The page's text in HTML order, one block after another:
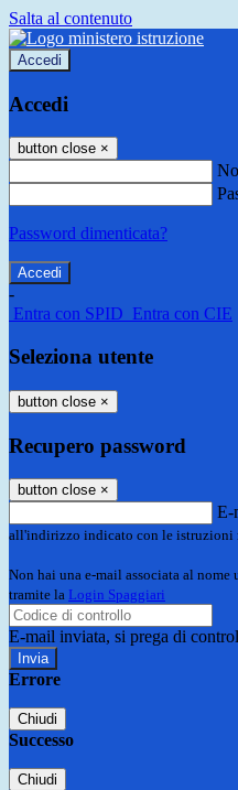
Salta al contenuto
Accedi
Accedi
button close ×
Password dimenticata?
-
Entra con SPID Entra con CIE
Seleziona utente
button close ×
Recupero password
button close ×
E-
all'indirizzo indicato con le istruzioni
Non hai una e-mail associata al
tramite la Login Spaggiari
E-mail inviata, si prega di
Errore
Chiudi
Successo
Chiudi